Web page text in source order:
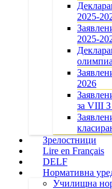
2025-
2025-
2026
за VIII
Зрелостници
Lire en Français
DELF
Нормативна
Училищна